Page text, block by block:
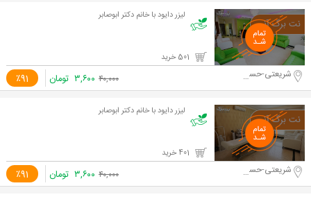
لیزر دایود با خانم دکتر ابوصابر
٪91 شریعتی-حسینیه ارشاد ۴۰,۰۰۰ ۳,۶۰۰ تومان
لیزر دایود با خانم دکتر ابوصابر
٪91 شریعتی-حسینیه ارشاد ۴۰,۰۰۰ ۳,۶۰۰ تومان